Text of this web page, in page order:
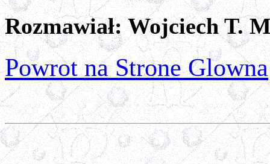
Rozmawiał: Wojciech T.
Powrot na Strone Glowna